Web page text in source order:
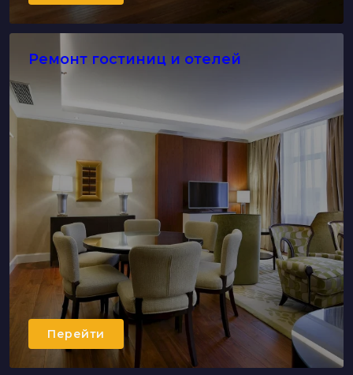
Ремонт гостиниц и отелей
Перейти